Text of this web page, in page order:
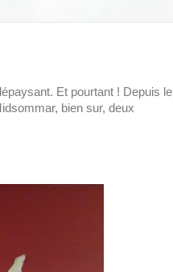
Et pourtant ! Depuis le
bien sur, deux